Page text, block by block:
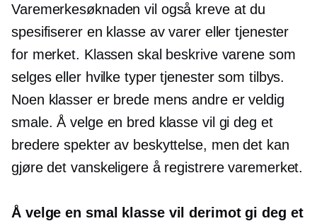
Varemerkesøknaden vil også kreve at du
spesifiserer en klasse av varer eller tjenester
for merket. Klassen skal beskrive varene som
selges eller hvilke typer tjenester som tilbys.
Noen klasser er brede mens andre er veldig
smale. Å velge en bred klasse vil gi deg et
bredere spekter av beskyttelse, men det kan
gjøre det vanskeligere å registrere varemerket.
Å velge en smal klasse vil derimot gi deg et